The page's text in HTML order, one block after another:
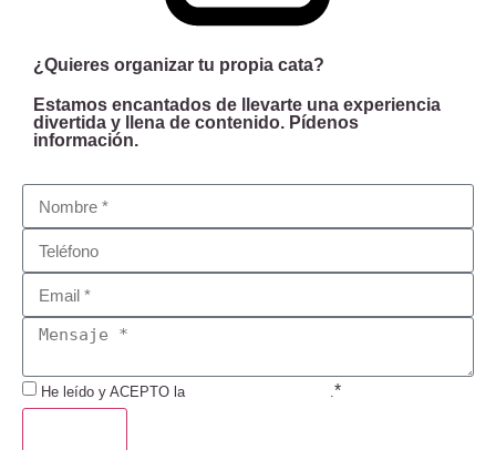
¿Quieres organizar tu propia cata?
Estamos encantados de llevarte una experiencia
divertida y llena de contenido. Pídenos
información.
He leído y ACEPTO la .*